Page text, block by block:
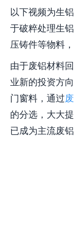
以下视频为生
于破粹处理生
压铸件等物料，
由于废铝材料
业新的投资方
门窗料，通过
的分选，大大
已成为主流废